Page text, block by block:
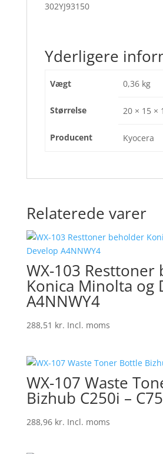
302YJ93150
Yderligere
Vægt 0,36 kg
Størrelse 20 × 15 ×
Producent Kyocera
Relaterede varer
WX-103
Konica Minolta og
A4NNWY4
288,51 kr. Incl. moms
WX-107 Waste
Bizhub C250i –
288,96 kr. Incl. moms